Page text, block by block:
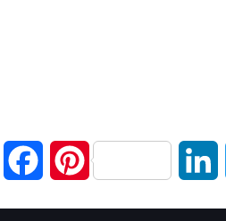
FacebookPinterest